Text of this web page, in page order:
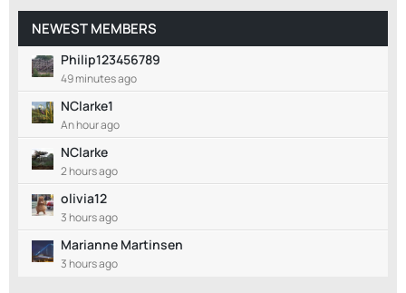
NEWEST MEMBERS
Philip123456789
49 minutes ago
NClarke1
An hour ago
NClarke
2 hours ago
olivia12
3 hours ago
Marianne Martinsen
3 hours ago